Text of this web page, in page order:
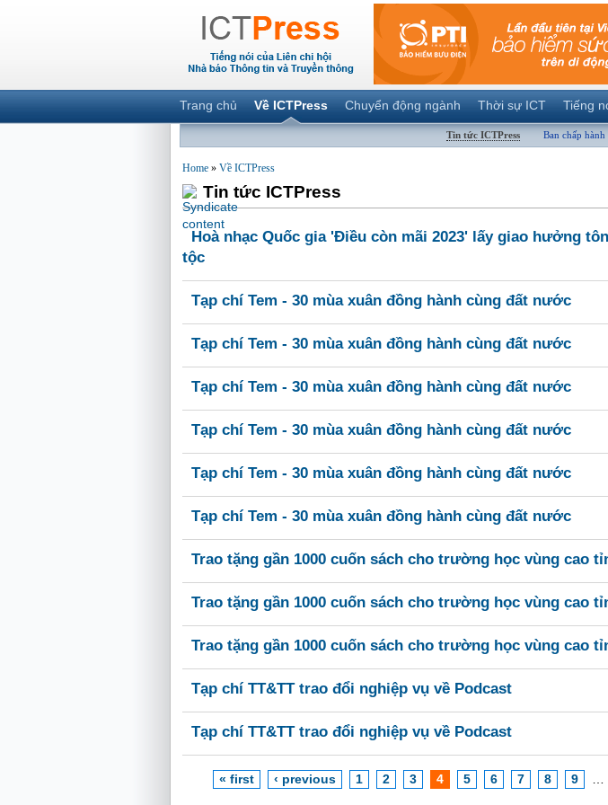
Trang chủ Về ICTPress Chuyển động ngành Thời sự ICT Tiếng
Tin tức ICTPress Ban chấp hành
Home » Về ICTPress
Tin tức ICTPress
Hoà nhạc Quốc gia 'Điều còn mãi 2023' lấy giao hưởng
tộc
Tạp chí Tem - 30 mùa xuân đồng hành cùng đất nước
Tạp chí Tem - 30 mùa xuân đồng hành cùng đất nước
Tạp chí Tem - 30 mùa xuân đồng hành cùng đất nước
Tạp chí Tem - 30 mùa xuân đồng hành cùng đất nước
Tạp chí Tem - 30 mùa xuân đồng hành cùng đất nước
Tạp chí Tem - 30 mùa xuân đồng hành cùng đất nước
Trao tặng gần 1000 cuốn sách cho trường học vùng cao
Trao tặng gần 1000 cuốn sách cho trường học vùng cao
Trao tặng gần 1000 cuốn sách cho trường học vùng cao
Tạp chí TT&TT trao đổi nghiệp vụ về Podcast
Tạp chí TT&TT trao đổi nghiệp vụ về Podcast
« first ‹ previous 1 2 3 4 5 6 7 8 9